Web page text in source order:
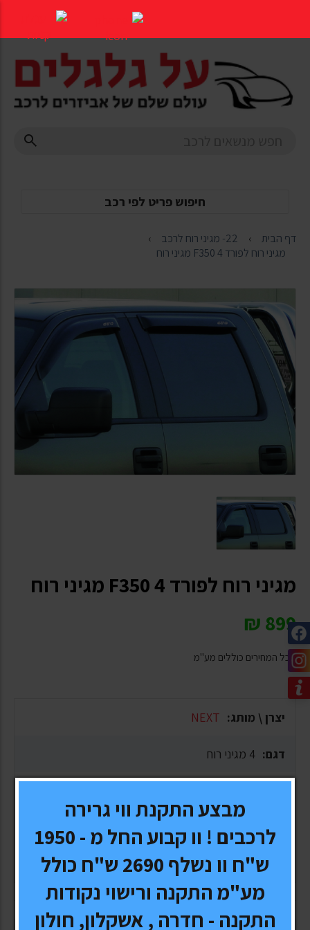
העמוד
חיפוש פריט לפי רכב
דף הבית
22- מגיני רוח לרכב
מגיני רוח לפורד F350 4 מגיני רוח
מגיני רוח לפורד F350 4 מגיני רוח
899
₪
* כל המחירים כוללים מע"מ
יצרן \ מותג: NEXT
דגם: 4 מגיני רוח
זמן אספקה: 1-10 ימי עסקים, תלוי בסוג המשלוח
משלוח: חינם
מבצע התקנת ווי גרירה
לרכבים ! וו קבוע החל מ - 1950
ש"ח וו נשלף 2690 ש"ח כולל
מע"מ התקנה ורישוי נקודות
התקנה - חדרה , אשקלון, חולון